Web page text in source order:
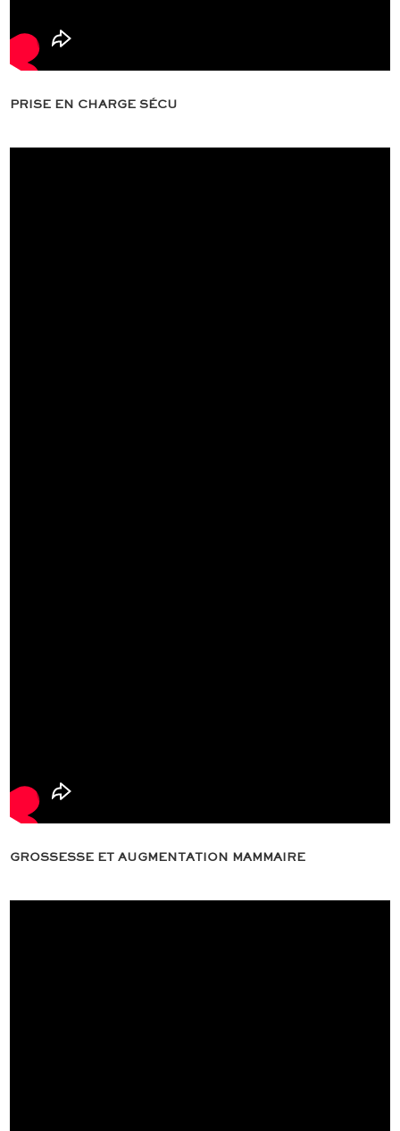
PRISE EN CHARGE SÉCU
GROSSESSE ET AUGMENTATION MAMMAIRE